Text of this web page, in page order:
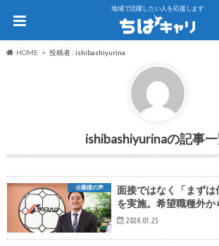
地域で活躍したい人を応援します
HOME 投稿者 : ishibashiyurina
ishibashiyurina
企業様の声
面接ではなく「まずは
を実施。希望職種外か
2024.01.25